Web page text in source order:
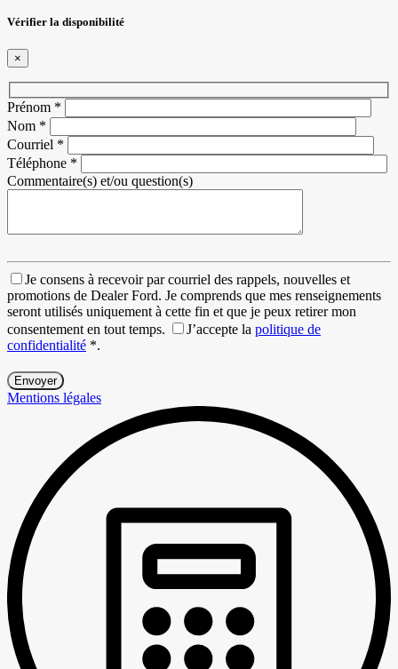
Vérifier la disponibilité
×
Prénom *
Nom *
Courriel *
Téléphone *
Commentaire(s) et/ou question(s)
Je consens à recevoir par courriel des rappels, nouvelles et
promotions de Dealer Ford. Je comprends que mes renseignements
seront utilisés uniquement à cette fin et que je peux retirer mon
consentement en tout temps.
J’accepte la politique de
confidentialité *.
Mentions légales